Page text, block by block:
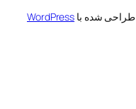
WordPress